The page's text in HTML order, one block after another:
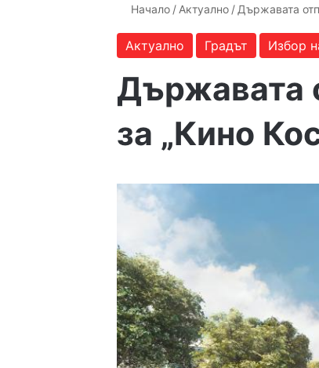
Начало / Актуално / Държавата
Актуално Градът Избор
Държавата
за „Кино